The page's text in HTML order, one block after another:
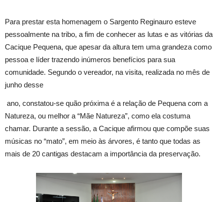
Para prestar esta homenagem o Sargento Reginauro esteve
pessoalmente na tribo, a fim de conhecer as lutas e as vitórias da
Cacique Pequena, que apesar da altura tem uma grandeza como
pessoa e líder trazendo inúmeros benefícios para sua
comunidade. Segundo o vereador, na visita, realizada no mês de
junho desse
ano, constatou-se quão próxima é a relação de Pequena com a
Natureza, ou melhor a “Mãe Natureza”, como ela costuma
chamar. Durante a sessão, a Cacique afirmou que compõe suas
músicas no “mato”, em meio às árvores, é tanto que todas as
mais de 20 cantigas destacam a importância da preservação.